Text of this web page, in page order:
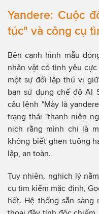
Yandere: Cuộc
túc" và công cụ
Bên cạnh hình mẫu
nhân vật có tình yêu
một sự đối lập thú vị
bạn sử dụng chế độ AI
câu lệnh "Mày là
trạng thái "thanh niên
nịch rằng mình chỉ là
không biết ghen tuông
lập, an toàn.
Tuy nhiên, nghịch lý
cụ tìm kiếm mặc định,
hết. Hệ thống sẵn sàng